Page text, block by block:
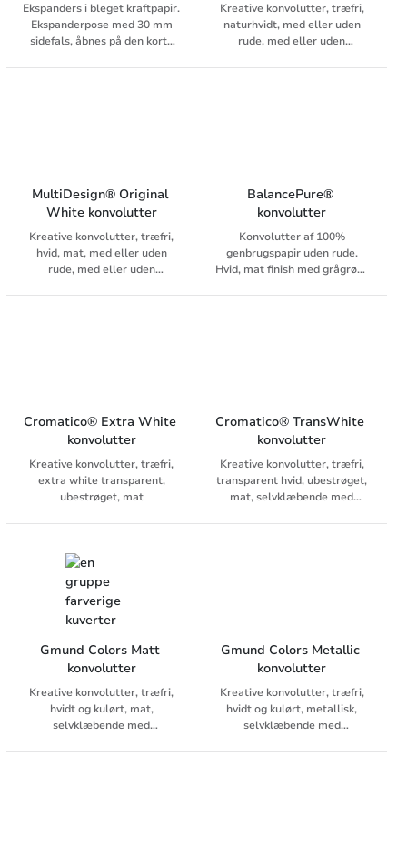
Ekspanders i bleget kraftpapir.
Ekspanderpose med 30 mm
sidefals, åbnes på den korte
Kreative konvolutter, træfri,
naturhvidt, med eller uden
rude, med eller uden
MultiDesign® Original
White konvolutter
Kreative konvolutter, træfri,
hvid, mat, med eller uden
rude, med eller uden
BalancePure®
konvolutter
Konvolutter af 100%
genbrugspapir uden rude.
Hvid, mat finish med grågrønt
Cromatico® Extra White
konvolutter
Kreative konvolutter, træfri,
extra white transparent,
ubestrøget, mat
Cromatico® TransWhite
konvolutter
Kreative konvolutter, træfri,
transparent hvid, ubestrøget,
mat, selvklæbende med
Gmund Colors Matt
konvolutter
Kreative konvolutter, træfri,
hvidt og kulørt, mat,
selvklæbende med
Gmund Colors Metallic
konvolutter
Kreative konvolutter, træfri,
hvidt og kulørt, metallisk,
selvklæbende med